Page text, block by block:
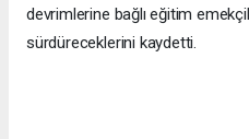
devrimlerine bağlı eğitim
sürdüreceklerini kaydetti.